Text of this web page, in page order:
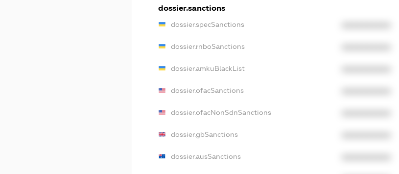
dossier.sanctions
dossier.specSanctions
dossier.rnboSanctions
dossier.amkuBlackList
dossier.ofacSanctions
dossier.ofacNonSdnSanctions
dossier.gbSanctions
dossier.ausSanctions